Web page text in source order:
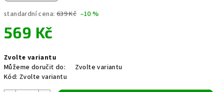
standardní cena: 639 Kč –10 %
569 Kč
cena:
Zvolte variantu
Můžeme doručit do:
Zvolte variantu
Kód: Zvolte variantu